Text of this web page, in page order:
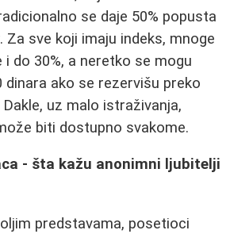
se daje 50% popusta
sve koji imaju indeks, mnoge
i do 30%, a neretko se mogu
dinara ako se rezervišu preko
uz malo istraživanja,
biti dostupno svakome.
- šta kažu anonimni ljubitelji
predstavama, posetioci